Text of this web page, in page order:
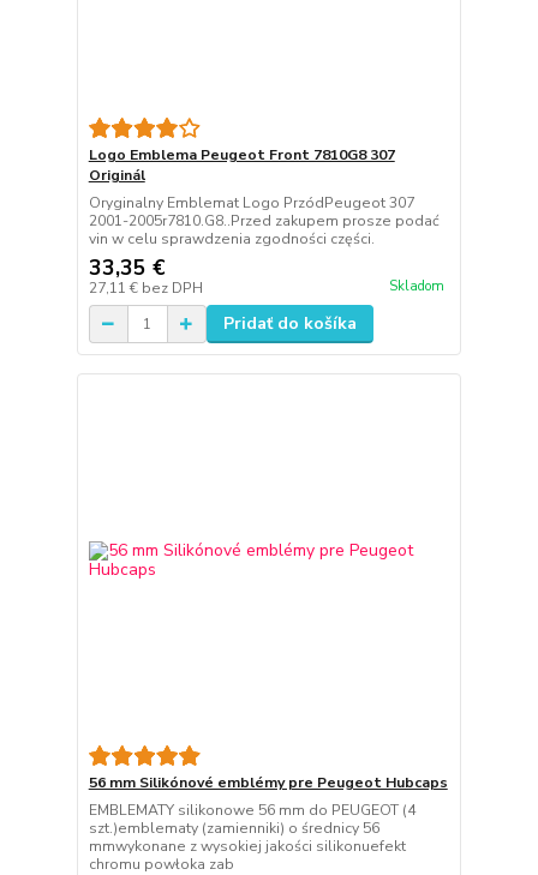
Logo Emblema Peugeot Front 7810G8 307
Originál
Oryginalny Emblemat Logo PrzódPeugeot 307
2001-2005r7810.G8..Przed zakupem prosze podać
vin w celu sprawdzenia zgodności części.
33,35 €
27,11 € bez DPH Skladom
Pridať do košíka
56 mm Silikónové emblémy pre Peugeot Hubcaps
EMBLEMATY silikonowe 56 mm do PEUGEOT (4
szt.)emblematy (zamienniki) o średnicy 56
mmwykonane z wysokiej jakości silikonuefekt
chromu powłoka zab